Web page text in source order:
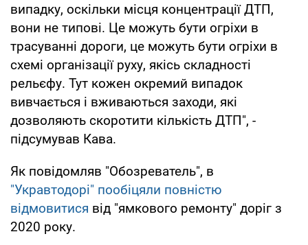
випадку, оскільки місця концентрації ДТП,
вони не типові. Це можуть бути огріхи в
трасуванні дороги, це можуть бути огріхи в
схемі організації руху, якісь складності
рельєфу. Тут кожен окремий випадок
вивчається і вживаються заходи, які
дозволяють скоротити кількість ДТП", -
підсумував Кава.
Як повідомляв "Обозреватель", в
"Укравтодорі" пообіцяли повністю
відмовитися від "ямкового ремонту" доріг з
2020 року.